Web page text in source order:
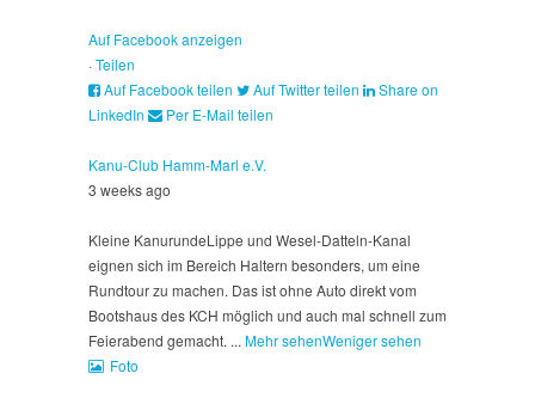
Auf Facebook anzeigen
·Teilen
Auf Facebook teilen
Auf Twitter teilen
Share on
LinkedIn
Per E-Mail teilen
Kanu-Club Hamm-Marl e.V.
3 weeks ago
Kleine KanurundeLippe und Wesel-Datteln-Kanal
eignen sich im Bereich Haltern besonders, um eine
Rundtour zu machen. Das ist ohne Auto direkt vom
Bootshaus des KCH möglich und auch mal schnell zum
Feierabend gemacht. ... Mehr sehenWeniger sehen
Foto